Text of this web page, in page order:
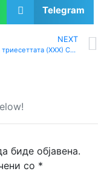
Telegram
NEXT
Одржана триесеттата (XXX) Седница на Советот за развој на Југоисточниот плански регион
биде објавена.
со *